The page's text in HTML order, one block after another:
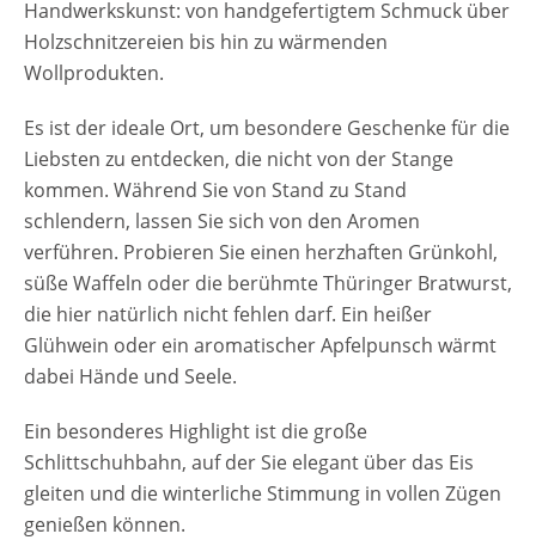
Handwerkskunst: von handgefertigtem Schmuck über
Holzschnitzereien bis hin zu wärmenden
Wollprodukten.
Es ist der ideale Ort, um besondere Geschenke für die
Liebsten zu entdecken, die nicht von der Stange
kommen. Während Sie von Stand zu Stand
schlendern, lassen Sie sich von den Aromen
verführen. Probieren Sie einen herzhaften Grünkohl,
süße Waffeln oder die berühmte Thüringer Bratwurst,
die hier natürlich nicht fehlen darf. Ein heißer
Glühwein oder ein aromatischer Apfelpunsch wärmt
dabei Hände und Seele.
Ein besonderes Highlight ist die große
Schlittschuhbahn, auf der Sie elegant über das Eis
gleiten und die winterliche Stimmung in vollen Zügen
genießen können.